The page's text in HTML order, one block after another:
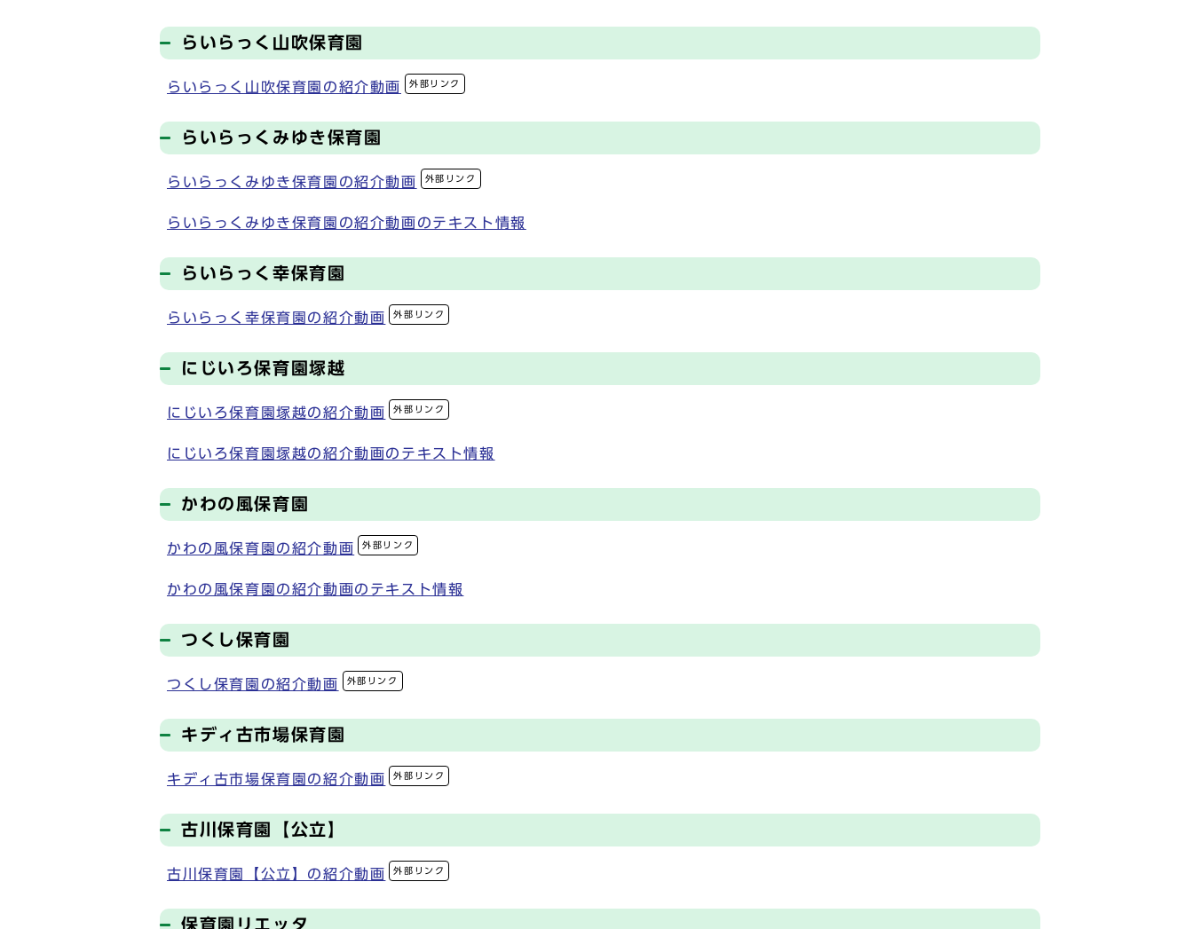
らいらっく山吹保育園
らいらっく山吹保育園の紹介動画 外部リンク
らいらっくみゆき保育園
らいらっくみゆき保育園の紹介動画 外部リンク
らいらっくみゆき保育園の紹介動画のテキスト情報
らいらっく幸保育園
らいらっく幸保育園の紹介動画 外部リンク
にじいろ保育園塚越
にじいろ保育園塚越の紹介動画 外部リンク
にじいろ保育園塚越の紹介動画のテキスト情報
かわの風保育園
かわの風保育園の紹介動画 外部リンク
かわの風保育園の紹介動画のテキスト情報
つくし保育園
つくし保育園の紹介動画 外部リンク
キディ古市場保育園
キディ古市場保育園の紹介動画 外部リンク
古川保育園【公立】
古川保育園【公立】の紹介動画 外部リンク
保育園リエッタ